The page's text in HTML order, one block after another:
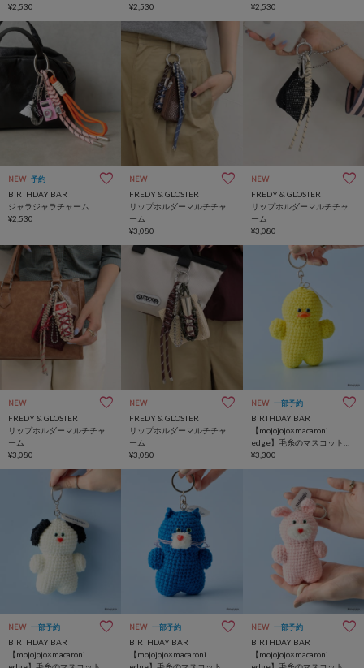
¥2,530
¥2,530
¥2,530
NEW 予約
BIRTHDAY BAR
ジャラジャラチャーム
¥2,530
NEW
FREDY & GLOSTER
リップホルダーマルチチャ
ーム
¥3,080
NEW
FREDY & GLOSTER
リップホルダーマルチチャ
ーム
¥3,080
NEW
FREDY & GLOSTER
リップホルダーマルチチャ
ーム
¥3,080
NEW
FREDY & GLOSTER
リップホルダーマルチチャ
ーム
¥3,080
NEW 一部予約
BIRTHDAY BAR
【mojojojo×macaroni
edge】毛糸のマスコットス
トラップ
¥3,300
NEW 一部予約
BIRTHDAY BAR
【mojojojo×macaroni
NEW 一部予約
BIRTHDAY BAR
【mojojojo×macaroni
NEW 一部予約
BIRTHDAY BAR
【mojojojo×macaroni